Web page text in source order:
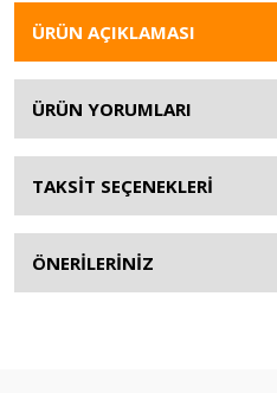
ÜRÜN AÇIKLAMASI
ÜRÜN YORUMLARI
TAKSİT SEÇENEKLERİ
ÖNERİLERİNİZ